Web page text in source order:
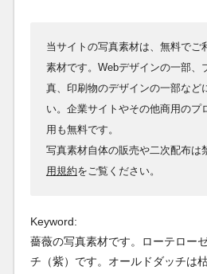
当サイトの写真素材は、無料でご
素材です。Webデザインの一部、
真、印刷物のデザインの一部など
い。企業サイトやその他商用のプ
用も無料です。
写真素材自体の販売や二次配布は
用規約をご覧ください。
Keyword:
薔薇の写真素材です。ローテロー
チ（紫）です。オールドダッチは